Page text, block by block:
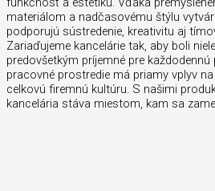
materiálom a nadčasovému štýlu
podporujú sústredenie, kreativitu aj
Zariaďujeme kancelárie tak, aby boli
predovšetkým príjemné pre každodennú
pracovné prostredie má priamy vplyv
celkovú firemnú kultúru. S našimi
kancelária stáva miestom, kam sa